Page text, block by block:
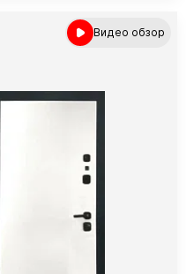
Видео обзор